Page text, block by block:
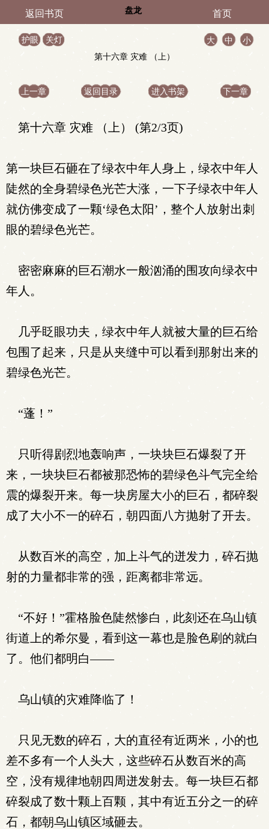
返回书页 盘龙 首页
护眼 关灯 大 中
小
第十六章 灾难 （上）
上一章 返回目录 进入书架 下一章
第十六章 灾难 （上） (第2/3页)
第一块巨石砸在了绿衣中年人身上，绿衣中年人
陡然的全身碧绿色光芒大涨，一下子绿衣中年人
就仿佛变成了一颗‘绿色太阳’，整个人放射出刺
眼的碧绿色光芒。
密密麻麻的巨石潮水一般汹涌的围攻向绿衣中
年人。
几乎眨眼功夫，绿衣中年人就被大量的巨石给
包围了起来，只是从夹缝中可以看到那射出来的
碧绿色光芒。
“蓬！”
只听得剧烈地轰响声，一块块巨石爆裂了开
来，一块块巨石都被那恐怖的碧绿色斗气完全给
震的爆裂开来。每一块房屋大小的巨石，都碎裂
成了大小不一的碎石，朝四面八方抛射了开去。
从数百米的高空，加上斗气的迸发力，碎石抛
射的力量都非常的强，距离都非常远。
“不好！”霍格脸色陡然惨白，此刻还在乌山镇
街道上的希尔曼，看到这一幕也是脸色刷的就白
了。他们都明白——
乌山镇的灾难降临了！
只见无数的碎石，大的直径有近两米，小的也
差不多有一个人头大，这些碎石从数百米的高
空，没有规律地朝四周迸发射去。每一块巨石都
碎裂成了数十颗上百颗，其中有近五分之一的碎
石，都朝乌山镇区域砸去。